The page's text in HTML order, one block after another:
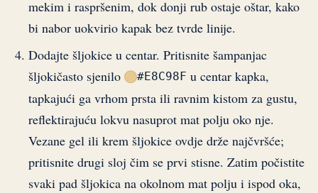
mekim i raspršenim, dok donji rub ostaje oštar, kako
bi nabor uokvirio kapak bez tvrde linije.
Dodajte šljokice u centar. Pritisnite šampanjac
šljokičasto sjenilo
#E8C98F u centar kapka,
tapkajući ga vrhom prsta ili ravnim kistom za gustu,
reflektirajuću lokvu nasuprot mat polju oko nje.
Vezane gel ili krem šljokice ovdje drže najčvršće;
pritisnite drugi sloj čim se prvi stisne. Zatim počistite
svaki pad šljokica na okolnom mat polju i ispod oka,